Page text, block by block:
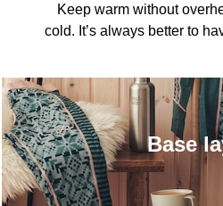
Base
Keep warm without
cold. It’s always better to